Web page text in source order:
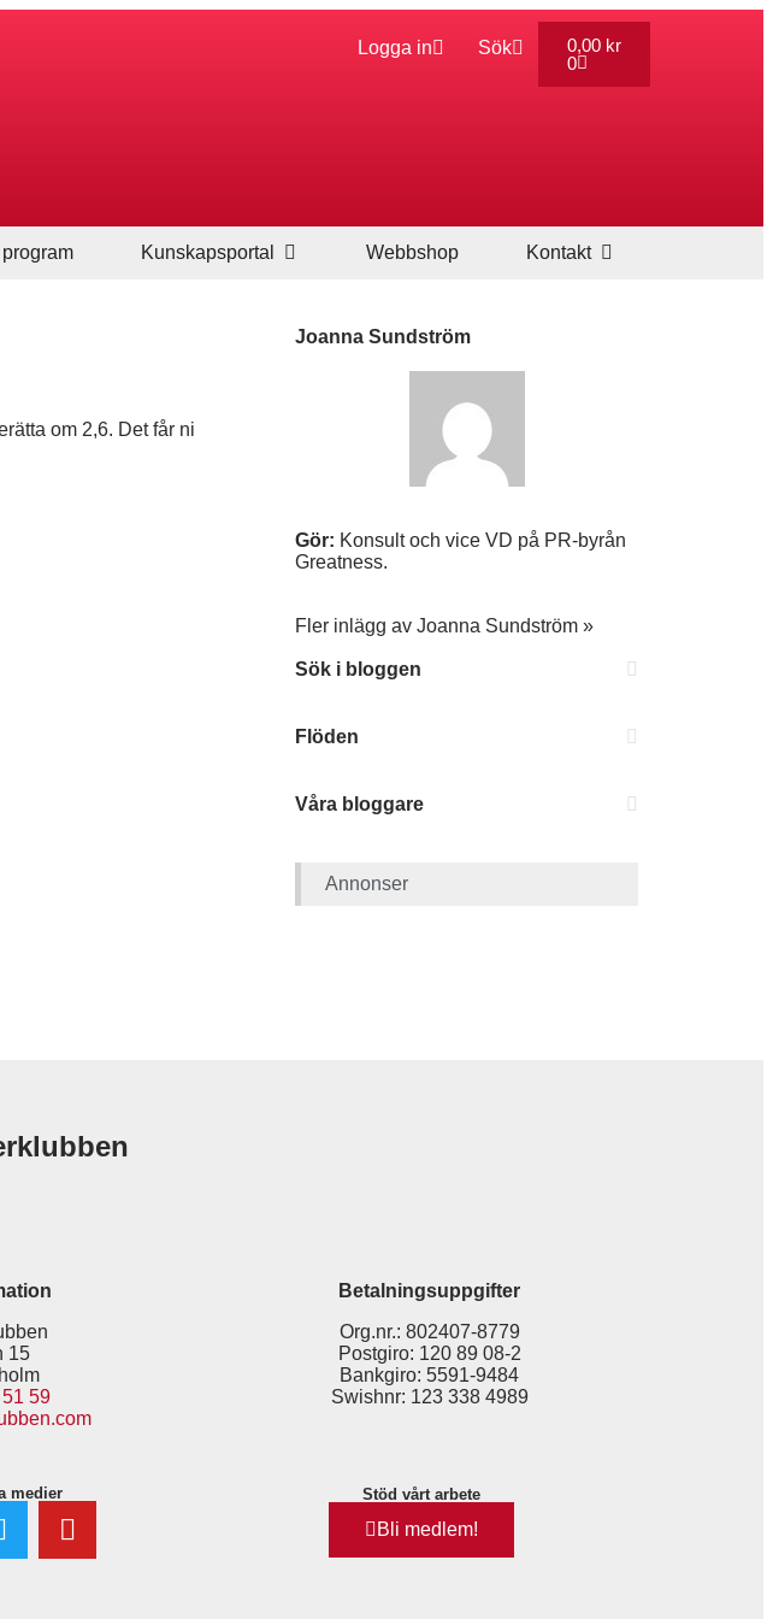
Logga in Sök 0,00 kr
0
Kunskapsportal Webbshop Kontakt
om 2,6. Det får ni
Joanna Sundström
Gör: Konsult och vice VD på PR-byrån
Greatness.
Fler inlägg av Joanna Sundström »
Sök i bloggen
Flöden
Våra bloggare
Annonser
15
59
Betalningsuppgifter
Org.nr.: 802407-8779
Postgiro: 120 89 08-2
Bankgiro: 5591-9484
Swishnr: 123 338 4989
medier Stöd vårt arbete
Bli medlem!